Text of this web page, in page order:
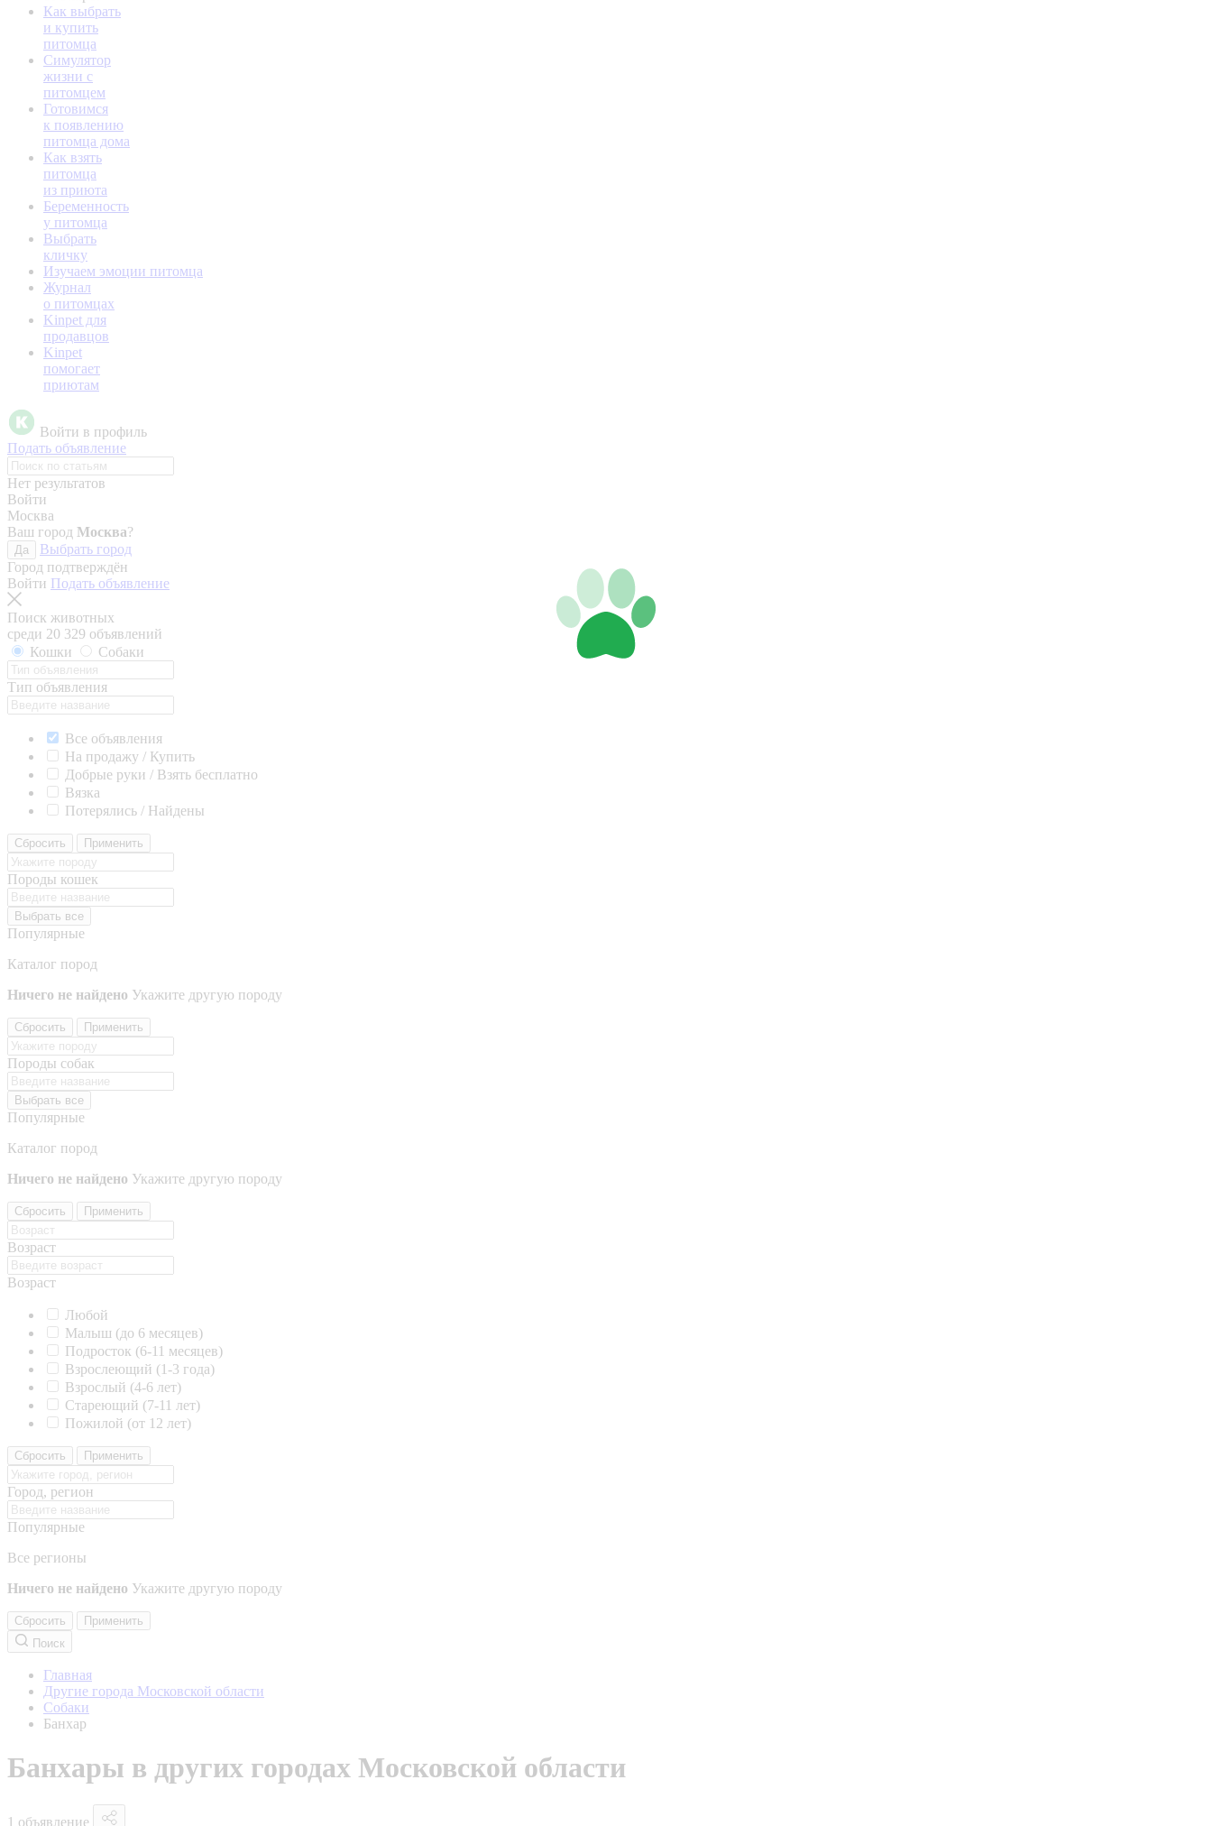
Как выбрать
и купить
питомца
Симулятор
жизни с
питомцем
Готовимся
к появлению
питомца дома
Как взять
питомца
из приюта
Беременность
у питомца
Выбрать
кличку
Изучаем эмоции питомца
Журнал
о питомцах
Kinpet для
продавцов
Kinpet
помогает
приютам
Войти в профиль
Подать объявление
Нет результатов
Войти
Москва
Ваш город Москва?
Да
Выбрать город
Город подтверждён
Войти Подать объявление
Поиск животных
среди 20 329 объявлений
Кошки
Собаки
Тип объявления
Все объявления
На продажу / Купить
Добрые руки / Взять бесплатно
Вязка
Потерялись / Найдены
Сбросить Применить
Породы кошек
Выбрать все
Популярные
Каталог пород
Ничего не найдено Укажите другую породу
Сбросить Применить
Породы собак
Выбрать все
Популярные
Каталог пород
Ничего не найдено Укажите другую породу
Сбросить Применить
Возраст
Возраст
Любой
Малыш (до 6 месяцев)
Подросток (6-11 месяцев)
Взрослеющий (1-3 года)
Взрослый (4-6 лет)
Стареющий (7-11 лет)
Пожилой (от 12 лет)
Сбросить Применить
Город, регион
Популярные
Все регионы
Ничего не найдено Укажите другую породу
Сбросить
Применить
Поиск
Главная
Другие города Московской области
Собаки
Банхар
Банхары в других городах Московской области
1 объявление